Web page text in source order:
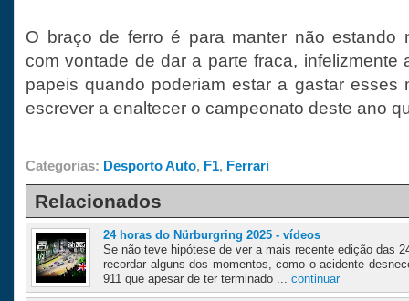
O braço de ferro é para manter não estando
com vontade de dar a parte fraca, infelizmente
papeis quando poderiam estar a gastar esses
escrever a enaltecer o campeonato deste ano
Categorias: Desporto Auto, F1, Ferrari
Relacionados
24 horas do Nürburgring 2025 - vídeos
Se não teve hipótese de ver a mais recente edição das
recordar alguns dos momentos, como o acidente
911 que apesar de ter terminado ... continuar